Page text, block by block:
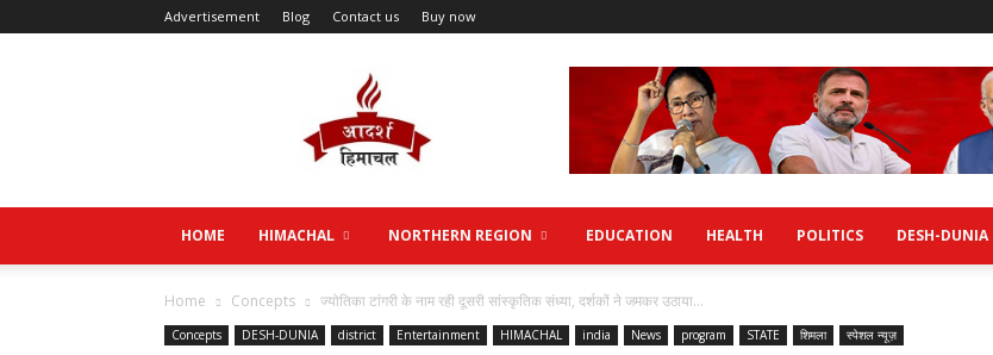
Advertisement Blog Contact us Buy now
HOME HIMACHAL NORTHERN REGION EDUCATION HEALTH POLITICS DESH-DUNIA
Home Concepts ज्योतिका टांगरी के नाम रही दूसरी सांस्कृतिक संध्या, दर्शकों ने जमकर उठाया...
Concepts DESH-DUNIA district Entertainment HIMACHAL india News program STATE शिमला स्पेशल न्यूज़